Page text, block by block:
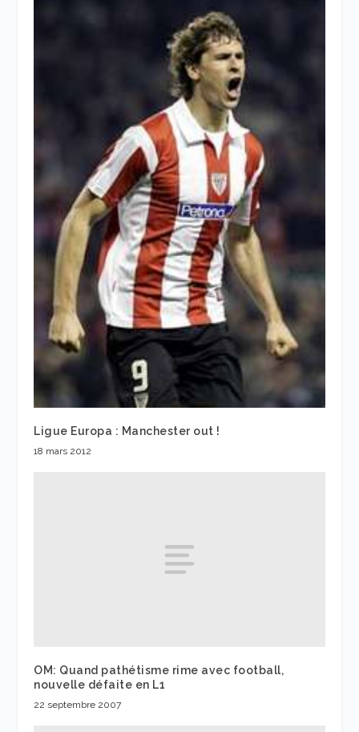
Ligue Europa : Manchester out !
18 mars 2012
OM: Quand pathétisme rime avec football,
nouvelle défaite en L1
22 septembre 2007